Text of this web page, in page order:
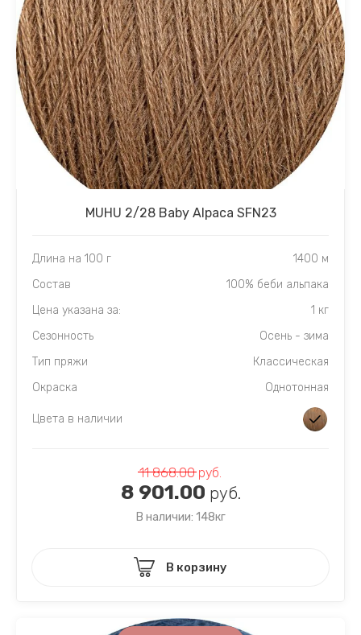
MUHU 2/28 Baby Alpaca SFN23
Длина на 100 г
1400 м
Состав
100% беби альпака
Цена указана за:
1 кг
Сезонность
Осень - зима
Тип пряжи
Классическая
Окраска
Однотонная
Цвета в наличии
11 868.00руб.
8 901.00 руб.
В наличии: 148кг
В корзину